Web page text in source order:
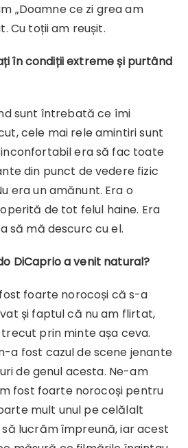
„Doamne ce zi grea am
Cu toții am reușit.
în condiții extreme și purtând
sunt întrebată ce îmi
cele mai rele amintiri sunt
era să fac toate
din punct de vedere fizic
era un amănunt. Era o
de tot felul haine. Era
să mă descurc cu el.
DiCaprio a venit natural?
foarte norocoși că s-a
și faptul că nu am flirtat,
prin minte așa ceva.
a fost cazul de scene jenante
de genul acesta. Ne-am
fost foarte norocoși pentru
mult unul pe celălalt
lucrăm împreună, iar acest